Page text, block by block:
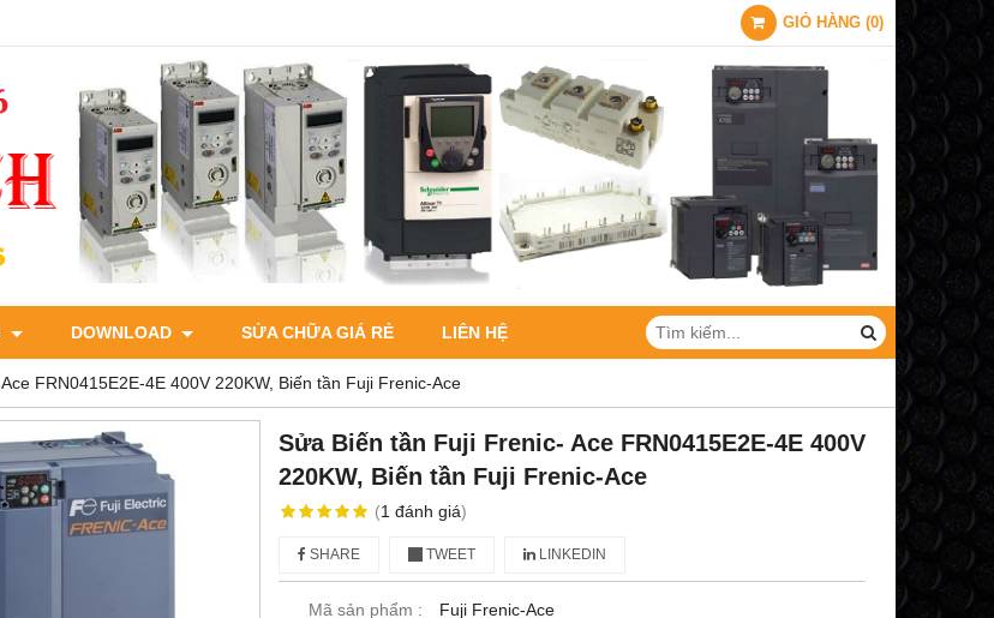
GIỎ HÀNG (0)
DOWNLOAD SỬA CHỮA GIÁ RẺ LIÊN HỆ
FRN0415E2E-4E 400V 220KW, Biến tần Fuji Frenic-Ace
Sửa Biến tần Fuji Frenic- Ace FRN0415E2E-4E 400V
220KW, Biến tần Fuji Frenic-Ace
(1 đánh giá)
SHARE TWEET LINKEDIN
Mã sản phẩm :
Fuji Frenic-Ace